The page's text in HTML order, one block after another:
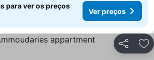
para ver os preços
Ver preços
Partilhar